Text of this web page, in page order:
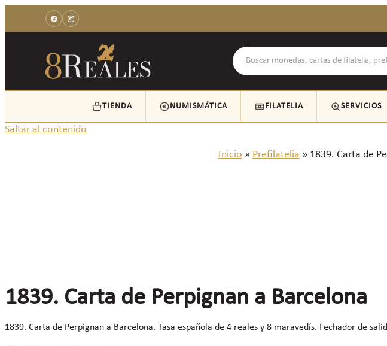
TIENDA NUMISMÁTICA FILATELIA SERVICIOS
Saltar al contenido
Inicio » Prefilatelia » 1839. Carta de
1839. Carta de Perpignan a Barcelona
1839. Carta de Perpignan a Barcelona. Tasa española de 4 reales y 8 maravedís. Fechador de